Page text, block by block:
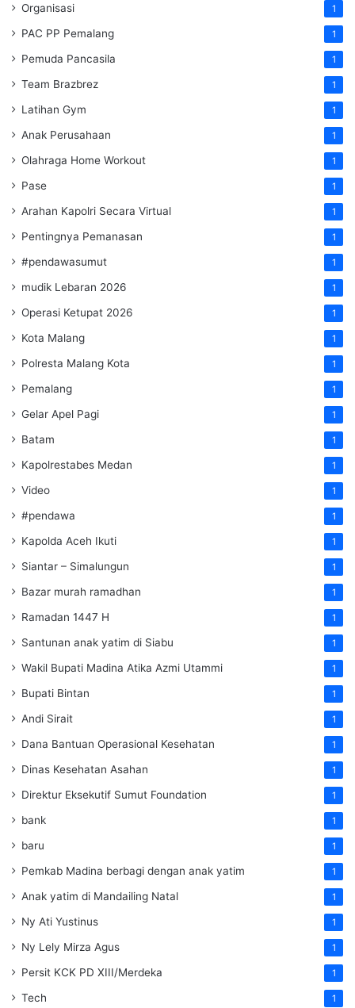
Organisasi 1
PAC PP Pemalang 1
Pemuda Pancasila 1
Team Brazbrez 1
Latihan Gym 1
Anak Perusahaan 1
Olahraga Home Workout 1
Pase 1
Arahan Kapolri Secara Virtual 1
Pentingnya Pemanasan 1
#pendawasumut 1
mudik Lebaran 2026 1
Operasi Ketupat 2026 1
Kota Malang 1
Polresta Malang Kota 1
Pemalang 1
Gelar Apel Pagi 1
Batam 1
Kapolrestabes Medan 1
Video 1
#pendawa 1
Kapolda Aceh Ikuti 1
Siantar – Simalungun 1
Bazar murah ramadhan 1
Ramadan 1447 H 1
Santunan anak yatim di Siabu 1
Wakil Bupati Madina Atika Azmi Utammi 1
Bupati Bintan 1
Andi Sirait 1
Dana Bantuan Operasional Kesehatan 1
Dinas Kesehatan Asahan 1
Direktur Eksekutif Sumut Foundation 1
bank 1
baru 1
Pemkab Madina berbagi dengan anak yatim 1
Anak yatim di Mandailing Natal 1
Ny Ati Yustinus 1
Ny Lely Mirza Agus 1
Persit KCK PD XIII/Merdeka 1
Tech 1